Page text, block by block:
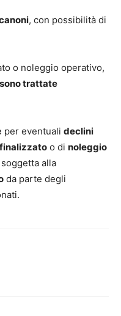
, con possibilità di
o noleggio operativo,
trattate
per eventuali declini
o di noleggio
alla
da parte degli